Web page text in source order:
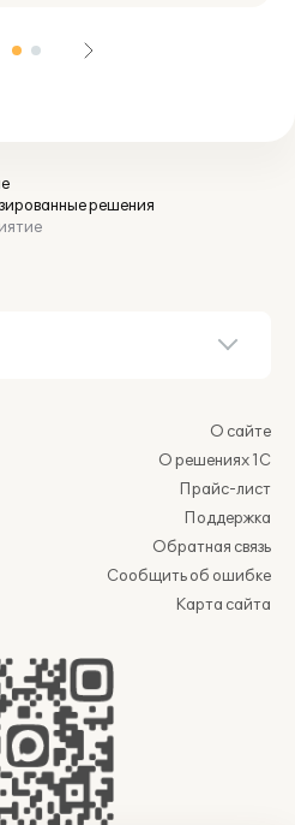
решения
О сайте
О решениях 1С
Прайс-лист
Поддержка
Обратная связь
Сообщить об ошибке
Карта сайта